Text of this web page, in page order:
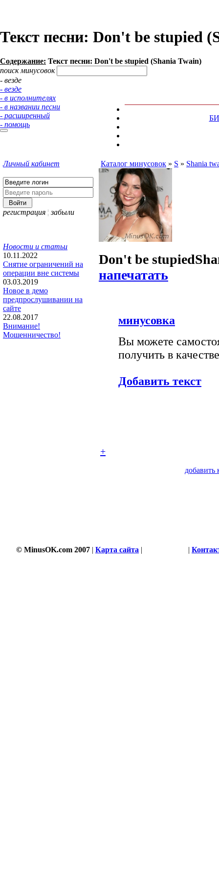
Текст песни: Don't be stupied
Содержание: Текст песни: Don't be stupied (Shania Twain)
поиск минусовок
- везде
- везде
- в исполнителях
- в названии песни
- расширенный
- помощь
Личный кабинет
регистрация ¦ забыли
Новости и статьи
10.11.2022
Снятие ограничений на
операции вне системы
03.03.2019
Новое в демо
предпрослушивании на
сайте
22.08.2017
Внимание!
Мошенничество!
Каталог минусовок » S » Shania
Don't be stupied
напечатать
минусовка
Вы можете
получить в
Добавить текст
+
добавить
© MinusOK.com 2007 | Карта сайта | |